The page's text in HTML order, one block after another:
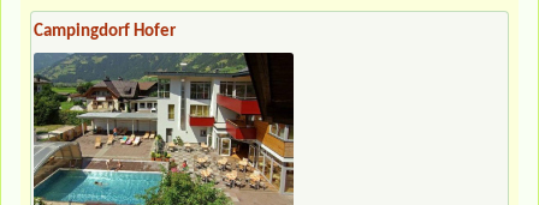
Campingdorf Hofer